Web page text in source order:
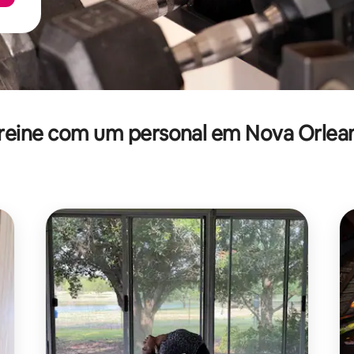
com um personal em Nova